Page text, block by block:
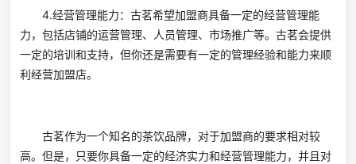
4.经营管理能力：古茗希望加盟商具备一定的经营管理能
力，包括店铺的运营管理、人员管理、市场推广等。古茗会提供
一定的培训和支持，但你还是需要有一定的管理经验和能力来顺
利经营加盟店。
古茗作为一个知名的茶饮品牌，对于加盟商的要求相对较
高。但是，只要你具备一定的经济实力和经营管理能力，并且对